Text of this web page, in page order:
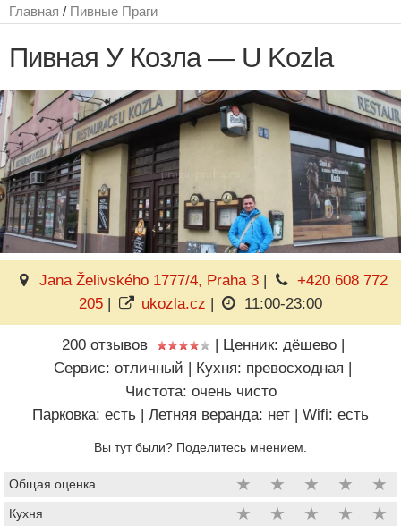
Главная / Пивные Праги
Пивная У Козла — U Kozla
Jana Želivského 1777/4, Praha 3 |
+420 608 772
205 | ukozla.cz | 11:00-23:00
200 отзывов | Ценник: дёшево |
Сервис: отличный | Кухня: превосходная |
Чистота: очень чисто
Парковка: есть | Летняя веранда: нет | Wifi: есть
Вы тут были? Поделитесь мнением.
Общая оценка ★ ★ ★ ★ ★
Кухня ★ ★ ★ ★ ★